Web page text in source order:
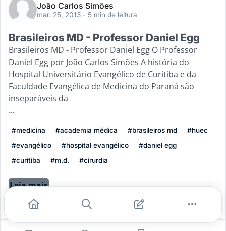
João Carlos Simões
mar. 25, 2013 - 5 min de leitura
Brasileiros MD - Professor Daniel Egg
Brasileiros MD - Professor Daniel Egg O Professor
Daniel Egg por João Carlos Simões A história do
Hospital Universitário Evangélico de Curitiba e da
Faculdade Evangélica de Medicina do Paraná são
inseparáveis da
...
#medicina #academia médica #brasileiros md
#huec
#evangélico
#hospital evangélico
#daniel egg
#curitiba
#m.d. #cirurdia
Leia mais